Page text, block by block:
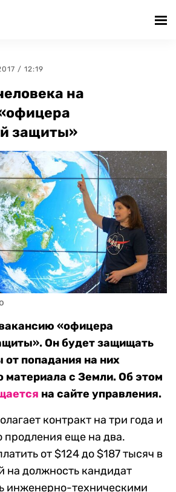
/ 12:19
на
защиты»
«офицера
Он будет защищать
от попадания на них
материала с Земли. Об этом
на сайте управления.
контракт на три года и
продления еще на два.
от $124 до $187 тысяч в
на должность кандидат
инженерно-техническими